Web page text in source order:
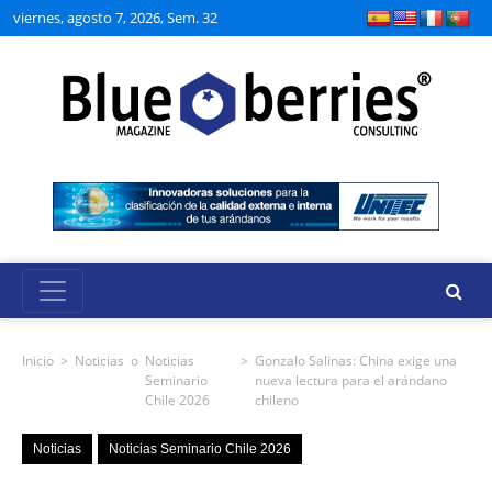
viernes, agosto 7, 2026, Sem. 32
Inicio > Noticias o Noticias
Seminario
Chile 2026
> Gonzalo Salinas: China exige una
nueva lectura para el arándano
chileno
Noticias Noticias Seminario Chile 2026